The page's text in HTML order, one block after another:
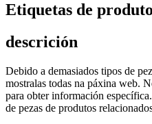
Etiquetas de
descrición
Debido a demasiados tipos de
mostralas todas na páxina web.
para obter información
de pezas de produtos